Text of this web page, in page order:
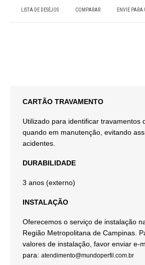
LISTA DE DESEJOS COMPARAR ENVIE
CARTÃO TRAVAMENTO
Utilizado para identificar travamentos
quando em manutenção, evitando
acidentes.
DURABILIDADE
3 anos (externo)
INSTALAÇÃO
Oferecemos o serviço de instalação
Região Metropolitana de Campinas.
valores de instalação, favor enviar e-
para: atendimento@mundoperfil.com.br